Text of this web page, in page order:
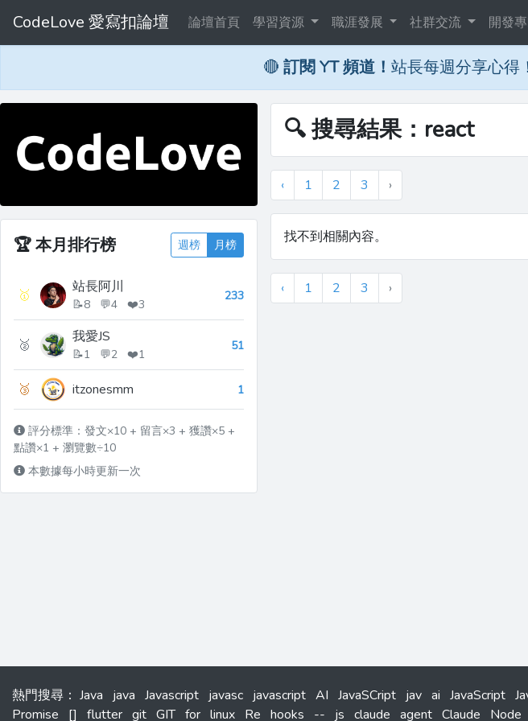
CodeLove 愛寫扣論壇 論壇首頁 學習資源 職涯發展 社群交流 開發
🔴 訂閱 YT 頻道！ 站長每週分享心得
🏆本月排行榜 週榜 月榜
🥇 站長阿川
📝8 💬4 ❤️3
233
🥈 我愛JS
📝1 💬2 ❤️1
51
🥉 itzonesmm 1
評分標準：發文×10 + 留言×3 + 獲讚×5 +
點讚×1 + 瀏覽數÷10
本數據每小時更新一次
🔍 搜尋結果：react
‹ 1 2 3 ›
找不到相關內容。
‹ 1 2 3 ›
熱門搜尋 ： Java java Javascript javasc javascript AI JavaSCript jav ai JavaScript
Promise
[] flutter git GIT for linux Re hooks -- js claude agent Claude Node